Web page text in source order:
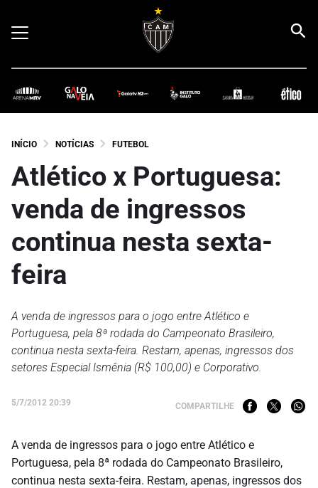
INÍCIO NOTÍCIAS FUTEBOL
Atlético x Portuguesa:
venda de ingressos
continua nesta sexta-
feira
A venda de ingressos para o jogo entre Atlético e
Portuguesa, pela 8ª rodada do Campeonato Brasileiro,
continua nesta sexta-feira. Restam, apenas, ingressos dos
setores Especial Ismênia (R$ 100,00) e Corporativo.
5/7/2012 20:39 COMPARTILHE
A venda de ingressos para o jogo entre Atlético e
Portuguesa, pela 8ª rodada do Campeonato Brasileiro,
continua nesta sexta-feira. Restam, apenas, ingressos dos